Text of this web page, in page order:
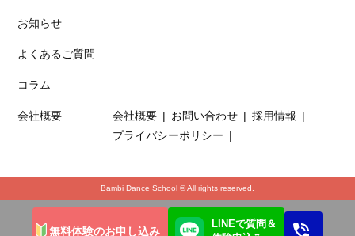
無料体験のお申し込み
LINEで質問＆
お知らせ
よくあるご質問
コラム
会社概要 会社概要 お問い合わせ
採用情報
プライバシーポリシー
Bambi Dance School © All rights reserved.